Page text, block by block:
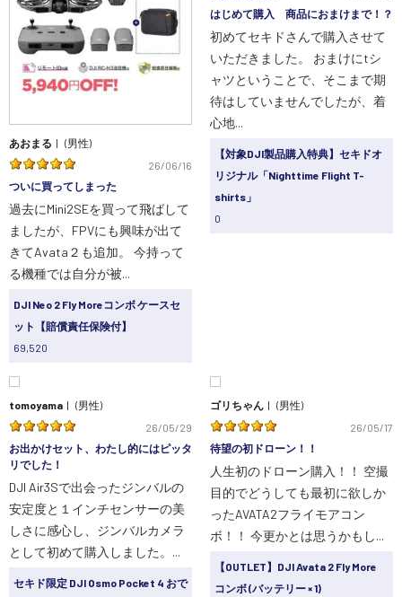
あおまる
(男性)
26/06/16
ついに買ってしまった
過去にMini2SEを買って飛ばして
ましたが、FPVにも興味が出て
きてAvata２も追加。 今持って
る機種では自分が被...
DJI Neo 2 Fly Moreコンボ ケースセ
ット【賠償責任保険付】
69,520
はじめて購入 商品におまけまで！？
初めてセキドさんで購入させて
いただきました。 おまけにtシ
ャツということで、そこまで期
待はしていませんでしたが、着
心地...
【対象DJI製品購入特典】セキドオ
リジナル「Nighttime Flight T-
shirts」
0
tomoyama
(男性)
26/05/29
お出かけセット、わたし的にはピッタ
リでした！
DJI Air3Sで出会ったジンバルの
安定度と１インチセンサーの美
しさに感心し、ジンバルカメラ
として初めて購入しました。...
セキド限定 DJI Osmo Pocket 4 おで
ゴリちゃん
(男性)
26/05/17
待望の初ドローン！！
人生初のドローン購入！！ 空撮
目的でどうしても最初に欲しか
ったAVATA2フライモアコン
ボ！！ 今更かとは思うかもし...
【OUTLET】DJI Avata 2 Fly More
コンボ (バッテリー × 1)